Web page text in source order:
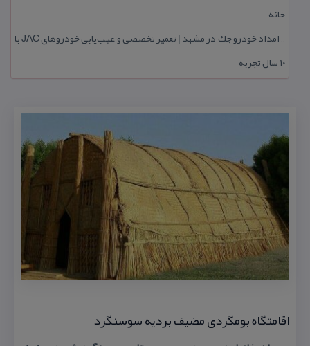
خانه
::
امداد خودرو جك در مشهد | تعمیر تخصصی و عیب‌یابی خودروهای JAC با
۱۰ سال تجربه
اقامتگاه بومگردی مضیف بردیه سوسنگرد